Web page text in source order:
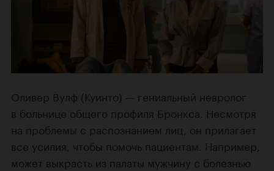
Оливер Вулф (Куинто) — гениальный невролог
в больнице общего профиля Бронкса. Несмотря
на проблемы с распознанием лиц, он прилагает
все усилия, чтобы помочь пациентам. Например,
может выкрасть из палаты мужчину с болезнью